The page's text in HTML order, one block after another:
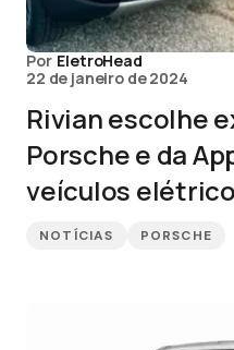
Por EletroHead
22 de janeiro de 2024
Rivian escolhe
Porsche e da
veículos
NOTÍCIAS PORSCHE